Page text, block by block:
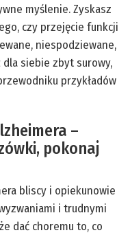
myślenie. Zyskasz
czy przejęcie funkcji
niespodziewane,
dla siebie zbyt surowy,
przykładów
–
pokonaj
bliscy i opiekunowie
i trudnymi
dać choremu to, co